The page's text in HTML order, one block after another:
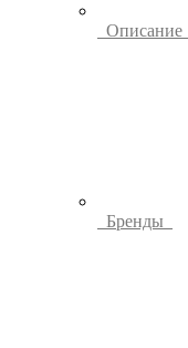
Описание
Бренды